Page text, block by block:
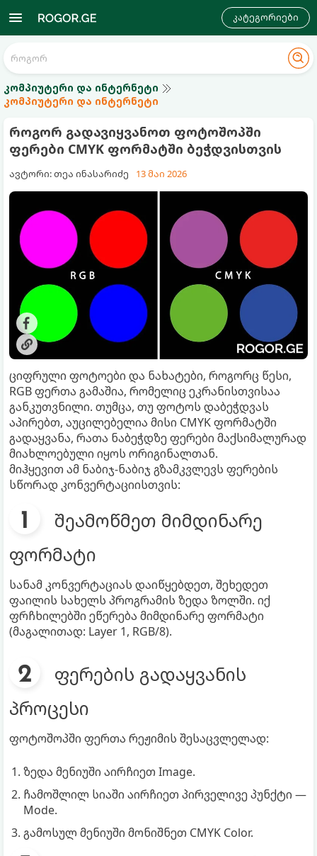
კატეგორიები
კომპიუტერი და ინტერნეტი
კომპიუტერი და ინტერნეტი
როგორ გადავიყვანოთ ფოტოშოპში
ფერები CMYK ფორმატში ბეჭდვისთვის
ავტორი: თეა ინასარიძე 13 მაი 2026
ციფრული ფოტოები და ნახატები, როგორც წესი,
RGB ფერთა გამაშია, რომელიც ეკრანისთვისაა
განკუთვნილი. თუმცა, თუ ფოტოს დაბეჭდვას
აპირებთ, აუცილებელია მისი CMYK ფორმატში
გადაყვანა, რათა ნაბეჭდზე ფერები მაქსიმალურად
მიახლოებული იყოს ორიგინალთან.
მიჰყევით ამ ნაბიჯ-ნაბიჯ გზამკვლევს ფერების
სწორად კონვერტაციისთვის:
შეამოწმეთ მიმდინარე
ფორმატი
სანამ კონვერტაციას დაიწყებდეთ, შეხედეთ
ფაილის სახელს პროგრამის ზედა ზოლში. იქ
ფრჩხილებში ეწერება მიმდინარე ფორმატი
(მაგალითად: Layer 1, RGB/8).
ფერების გადაყვანის
პროცესი
ფოტოშოპში ფერთა რეჟიმის შესაცვლელად:
ზედა მენიუში აირჩიეთ Image.
ჩამოშლილ სიაში აირჩიეთ პირველივე პუნქტი —
Mode.
გამოსულ მენიუში მონიშნეთ CMYK Color.